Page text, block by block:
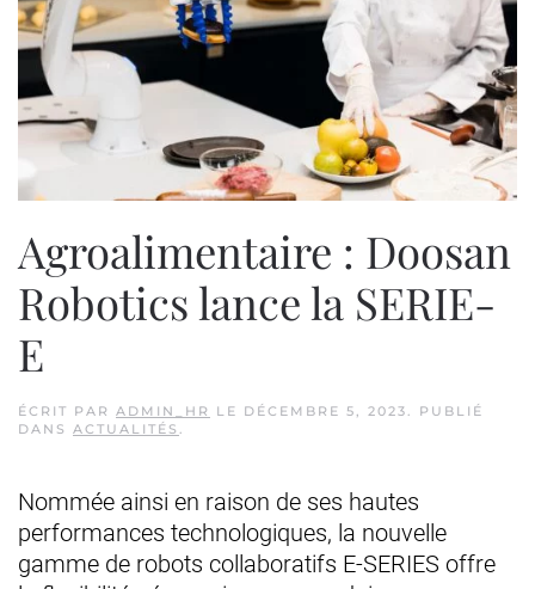
Agroalimentaire : Doosan
Robotics lance la SERIE-
E
ÉCRIT PAR ADMIN_HR LE DÉCEMBRE 5, 2023. PUBLIÉ
DANS ACTUALITÉS .
Nommée ainsi en raison de ses hautes
performances technologiques, la nouvelle
gamme de robots collaboratifs E-SERIES offre